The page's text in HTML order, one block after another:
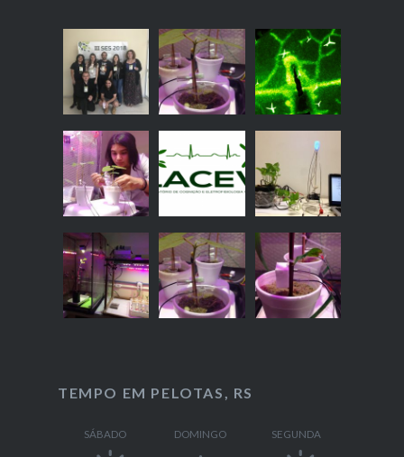
TEMPO EM PELOTAS, RS
SÁBADO DOMINGO SEGUNDA